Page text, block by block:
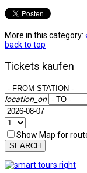
More in this category:
back to top
Tickets kaufen
location_on
Show Map for
SEARCH